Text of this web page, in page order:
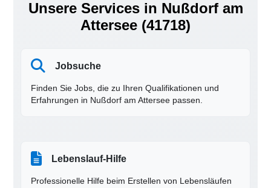
Unsere Services in Nußdorf am
Attersee (41718)
Jobsuche
Finden Sie Jobs, die zu Ihren Qualifikationen und
Erfahrungen in Nußdorf am Attersee passen.
Lebenslauf-Hilfe
Professionelle Hilfe beim Erstellen von Lebensläufen